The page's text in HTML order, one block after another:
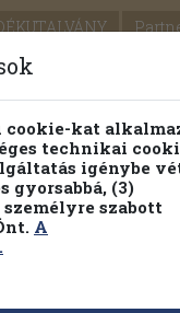
Témaköri fa
kat
technikai
igénybe
gyorsabbá, (3)
szabott
A